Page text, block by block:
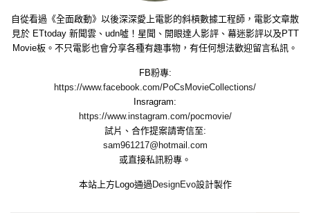
自從看過《全面啟動》以後深深愛上電影的斜槓數據工程師，電影文章散
見於 ETtoday 新聞雲、udn噓！星聞、開眼達人影評、幕迷影評以及PTT
Movie板。不只電影也會分享各種有趣事物，有任何想法歡迎留言私訊。
FB粉專:
https://www.facebook.com/PoCsMovieCollections/
Insragram:
https://www.instagram.com/pocmovie/
試片、合作提案請寄信至:
sam961217@hotmail.com
或直接私訊粉專。
本站上方Logo通過DesignEvo設計製作